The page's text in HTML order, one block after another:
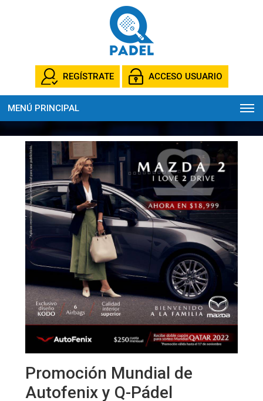
REGÍSTRATE ACCESO USUARIO
MENÚ PRINCIPAL
Promoción Mundial de
Autofenix y Q-Pádel